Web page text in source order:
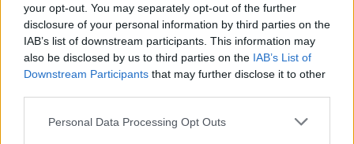
your opt-out. You may separately opt-out of the further
disclosure of your personal information by third parties on the
IAB’s list of downstream participants. This information may
also be disclosed by us to third parties on the IAB’s List of
Downstream Participants that may further disclose it to other
Personal Data Processing Opt Outs
Woody Allen megosztó zsenialitása
A világ legismertebb ruhái